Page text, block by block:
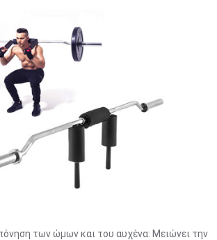
των ώμων και του αυχένα: Μειώνει την